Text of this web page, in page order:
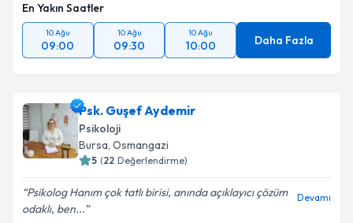
En Yakın Saatler
10 Ağu
09:00
10 Ağu
09:30
10 Ağu
10:00 Daha Fazla
Psk. Guşef Aydemir
Psikoloji
Bursa, Osmangazi
5 (22 Değerlendirme)
Psikolog Hanım çok tatlı birisi, anında açıklayıcı çözüm
odaklı, ben...
Devamı